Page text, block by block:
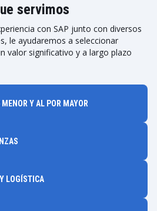
servimos
con SAP junto con diversos
le ayudaremos a seleccionar
valor significativo y a largo plazo
Y AL POR MAYOR
LOGÍSTICA